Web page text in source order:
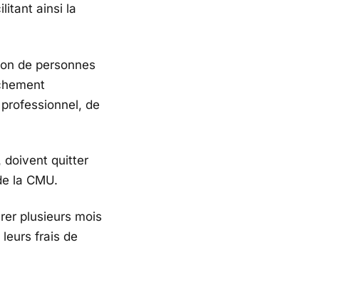
ainsi la
de personnes
de
doivent quitter
la CMU.
plusieurs mois
frais de